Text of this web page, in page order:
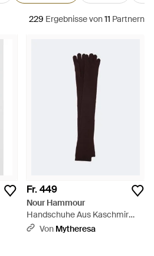
229 Ergebnissevon11 Partnern
Fr. 449
Nour Hammour
Handschuhe Aus Kaschmir
Und Wolle - Braun
Von Mytheresa